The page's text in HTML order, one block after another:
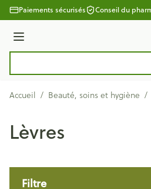
Aller au contenu
Paiements sécurisés Conseil du
Menu
Accueil / Beauté, soins et hygiène /
Lèvres
Filtre